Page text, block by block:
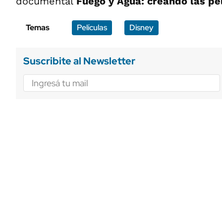
Temas Películas Disney
Suscribite al Newsletter